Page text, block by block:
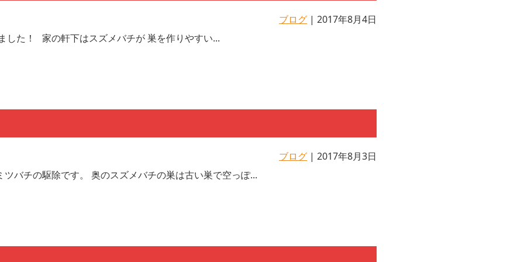
ブログ | 2017年8月4日
した！ 家の軒下はスズメバチが 巣を作りやすい...
ブログ | 2017年8月3日
バチの駆除です。 奥のスズメバチの巣は古い巣で空っぽ...